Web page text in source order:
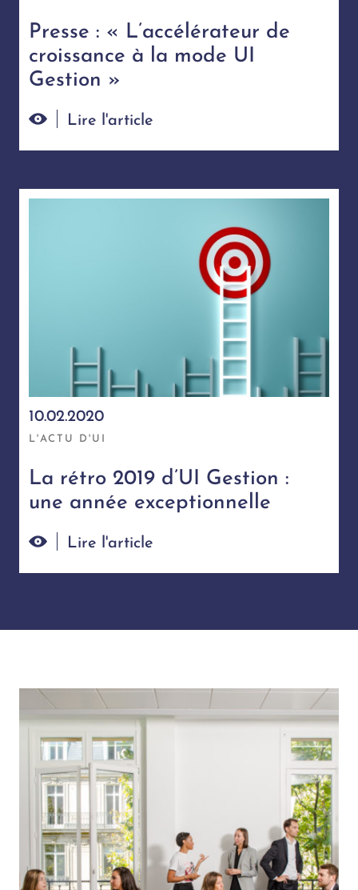
Presse : « L’accélérateur de
croissance à la mode UI
Gestion »
Lire l'article
10.02.2020
L'ACTU D'UI
La rétro 2019 d’UI Gestion :
une année exceptionnelle
Lire l'article